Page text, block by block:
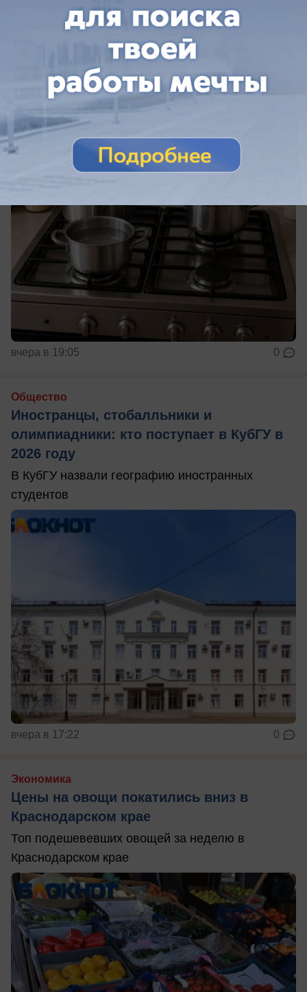
Общество
Жителей Краснодара ждет ночное
отключение воды
Где в Краснодаре отключат холодную воду в
ночь на 11 августа
вчера в 19:05 0
Общество
Иностранцы, стобалльники и
олимпиадники: кто поступает в КубГУ в
2026 году
В КубГУ назвали географию иностранных
студентов
вчера в 17:22 0
Экономика
Цены на овощи покатились вниз в
Краснодарском крае
Топ подешевевших овощей за неделю в
Краснодарском крае